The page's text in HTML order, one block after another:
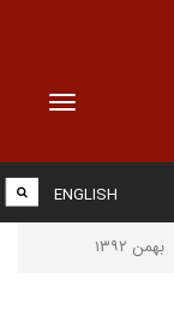
Toggle
ENGLISH
بهمن ۱۳۹۲